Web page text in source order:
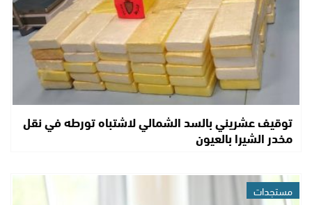
توقيف عشريني بالسد الشمالي لاشتباه تورطه في نقل
مخدر الشيرا بالعيون
مستجدات